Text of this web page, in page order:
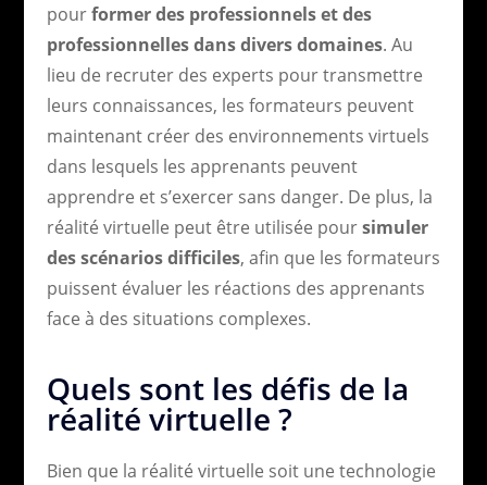
pourformer des professionnels et des
professionnelles dans divers domaines. Au
lieu de recruter des experts pour transmettre
leurs connaissances, les formateurs peuvent
maintenant créer des environnements virtuels
dans lesquels les apprenants peuvent
apprendre et s’exercer sans danger. De plus, la
réalité virtuelle peut être utilisée poursimuler
des scénarios difficiles, afin que les formateurs
puissent évaluer les réactions des apprenants
face à des situations complexes.
Quels sont les défis de la
réalité virtuelle ?
Bien que la réalité virtuelle soit une technologie